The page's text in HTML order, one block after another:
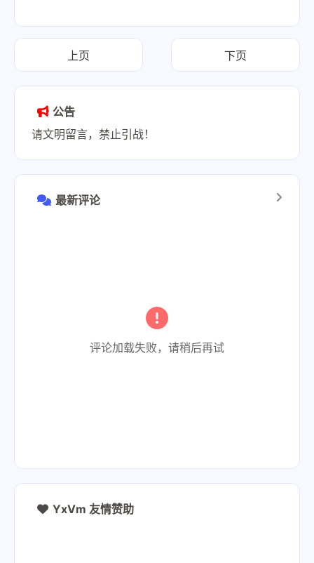
上页 下页
公告
请文明留言，禁止引战！
最新评论
评论加载失败，请稍后再试
YxVm 友情赞助